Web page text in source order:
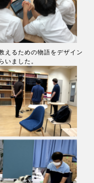
えるための物語をデザイン
いました。